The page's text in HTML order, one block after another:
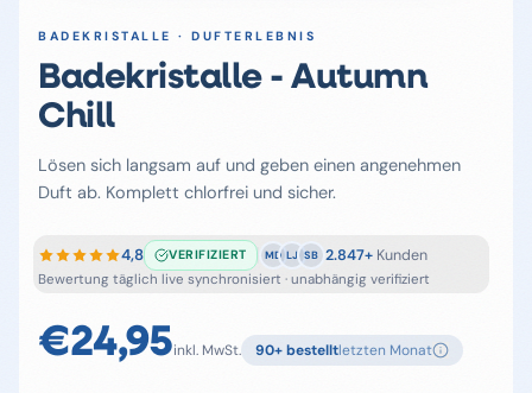
BADEKRISTALLE · DUFTERLEBNIS
Badekristalle - Autumn
Chill
Lösen sich langsam auf und geben einen angenehmen
Duft ab. Komplett chlorfrei und sicher.
4,8 VERIFIZIERT MD LJ SB 2.847+Kunden
Bewertung täglich live synchronisiert · unabhängig verifiziert
€24,95inkl. MwSt. 90+ bestelltletzten Monat